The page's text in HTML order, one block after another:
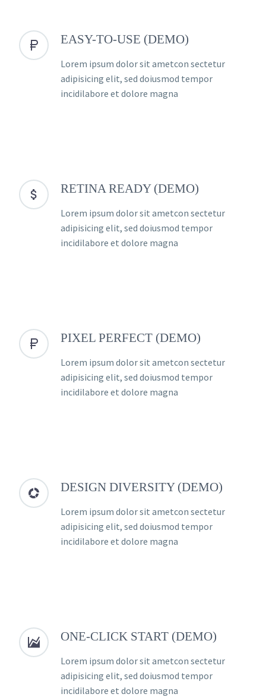

 EASY-TO-USE (DEMO)
Lorem ipsum dolor sit ametcon sectetur
adipisicing elit, sed doiusmod tempor
incidilabore et dolore magna

 RETINA READY (DEMO)
Lorem ipsum dolor sit ametcon sectetur
adipisicing elit, sed doiusmod tempor
incidilabore et dolore magna

 PIXEL PERFECT (DEMO)
Lorem ipsum dolor sit ametcon sectetur
adipisicing elit, sed doiusmod tempor
incidilabore et dolore magna

 DESIGN DIVERSITY (DEMO)
Lorem ipsum dolor sit ametcon sectetur
adipisicing elit, sed doiusmod tempor
incidilabore et dolore magna

 ONE-CLICK START (DEMO)
Lorem ipsum dolor sit ametcon sectetur
adipisicing elit, sed doiusmod tempor
incidilabore et dolore magna